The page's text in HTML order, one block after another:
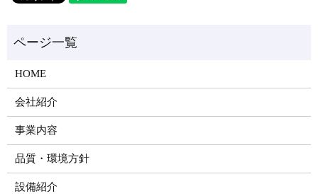
HOME
会社紹介
事業内容
品質・環境方針
設備紹介